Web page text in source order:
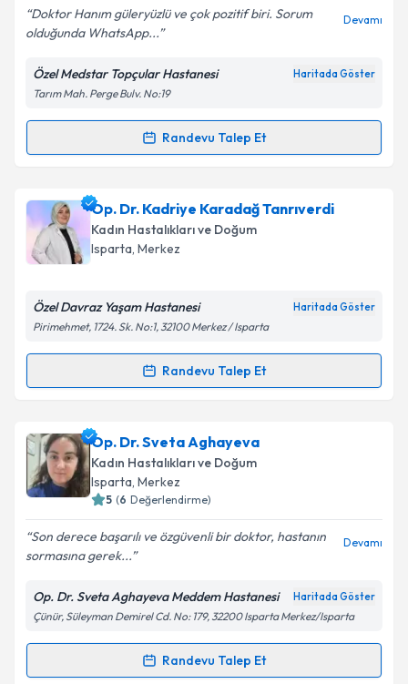
Doktor Hanım güleryüzlü ve çok pozitif biri. Sorum
olduğunda WhatsApp...
Devamı
Özel Medstar Topçular Hastanesi Haritada Göster
Tarım Mah. Perge Bulv. No:19
Randevu Talep Et
Randevu Takvimi Talebi
Op. Dr. Müjde Şekeroğluiçin randevu takvimi talebi
oluşturun. Size bu uzmandan randevu almanız için bir
takvim hazırlandığında e-posta ile bilgilendireceğiz.
Kişisel verilerimin işlenmesine ilişkin
Metni'ni okudum ve kişisel verilerimin belirtilen
Takvim Talebini Gönder
Op. Dr. Kadriye Karadağ Tanrıverdi
Kadın Hastalıkları ve Doğum
Isparta, Merkez
Özel Davraz Yaşam Hastanesi Haritada Göster
Pirimehmet, 1724. Sk. No:1, 32100 Merkez / Isparta
Randevu Talep Et
Randevu Takvimi Talebi
Op. Dr. Kadriye Karadağ Tanrıverdi
takvimi talebi oluşturun. Size bu uzmandan randevu
almanız için bir takvim hazırlandığında e-posta ile
bilgilendireceğiz.
E-posta Adresiniz
Kişisel verilerimin işlenmesine ilişkinAydınlatma
Metni'ni okudum ve kişisel verilerimin belirtilen
kapsamda işlenmesini kabul ediyorum.
Op. Dr. Sveta Aghayeva
Kadın Hastalıkları ve Doğum
Isparta, Merkez
5 (6 Değerlendirme)
Son derece başarılı ve özgüvenli bir doktor, hastanın
sormasına gerek...
Devamı
Op. Dr. Sveta Aghayeva Meddem Hastanesi Haritada Göster
Çünür, Süleyman Demirel Cd. No: 179, 32200 Isparta Merkez/Isparta
Randevu Talep Et
Randevu Takvimi Talebi